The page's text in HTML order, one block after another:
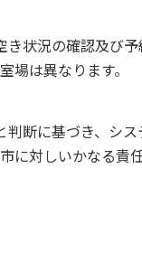
状況の確認及び
場は異なります。
断に基づき、シ
に対しいかなる責